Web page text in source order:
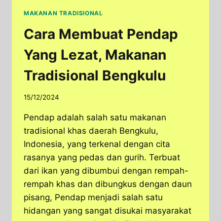
MAKANAN TRADISIONAL
Cara Membuat Pendap
Yang Lezat, Makanan
Tradisional Bengkulu
15/12/2024
Pendap adalah salah satu makanan
tradisional khas daerah Bengkulu,
Indonesia, yang terkenal dengan cita
rasanya yang pedas dan gurih. Terbuat
dari ikan yang dibumbui dengan rempah-
rempah khas dan dibungkus dengan daun
pisang, Pendap menjadi salah satu
hidangan yang sangat disukai masyarakat